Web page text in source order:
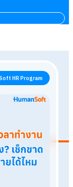
HumanSoft HR Program